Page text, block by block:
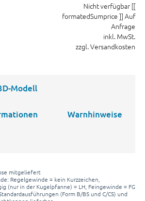
Nicht verfügbar [[
formatedSumprice ]] Auf
Anfrage
inkl. MwSt.
zzgl. Versandkosten
Modell
Warnhinweise
mitgeliefert
Regelgewinde = kein Kurzzeichen,
(nur in der Kugelpfanne) = LH, Feingewinde = FG
(Form B/BS und C/CS) und